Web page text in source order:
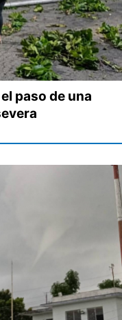
paso de una